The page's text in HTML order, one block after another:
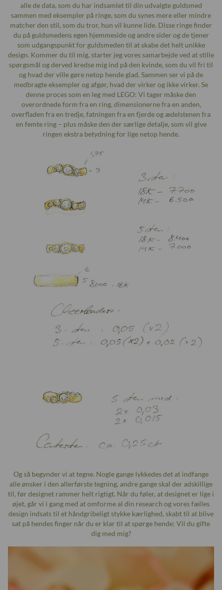
alle de data, som du har indsamlet til din udvalgte guldsmed
sammen med eksempler på ringe, som du synes mere eller mindre
matcher den stil, som du tror, hun vil kunne lide. Disse ringe finder
du på guldsmedens egen hjemmeside og andre sider og de tjener
som udgangspunkt for guldsmeden til at skabe det helt unikke
design. Kommer du til mig, starter jeg vores samarbejde ved at stille
spørgsmål og derved kredse mig ind på den kvinde, som du vil fri til
og hvad der ville gøre netop hende glad. Sammen ser vi på de
medbragte eksempler og afgør, hvad der virker og ikke virker. Se
denne proces som en leg med LEGO: Vi tager måske den
overordnede form fra en ring, dimensionerne fra en anden,
overfladen fra en tredje, fatningen fra en fjerde og ædelstenen fra
en femte ring – plus måske den der særlige detalje, som vil give
ringen ekstra betydning for lige netop hende.
Og så begynder vi at tegne. Nogle gange lykkedes det at indfange
alle ønsker i den allerførste tegning, andre gange skal der adskillige
til, før designet rammer helt rigtigt. Når du føler, at designet er lige i
øjet, går vi i gang med at omforme al din research og vores fælles
design indsats til et håndgribeligt stykke kærlighed, skabt til at blive
sat på hendes finger når du er klar til at spørge hende: Vil du gifte
dig med mig?